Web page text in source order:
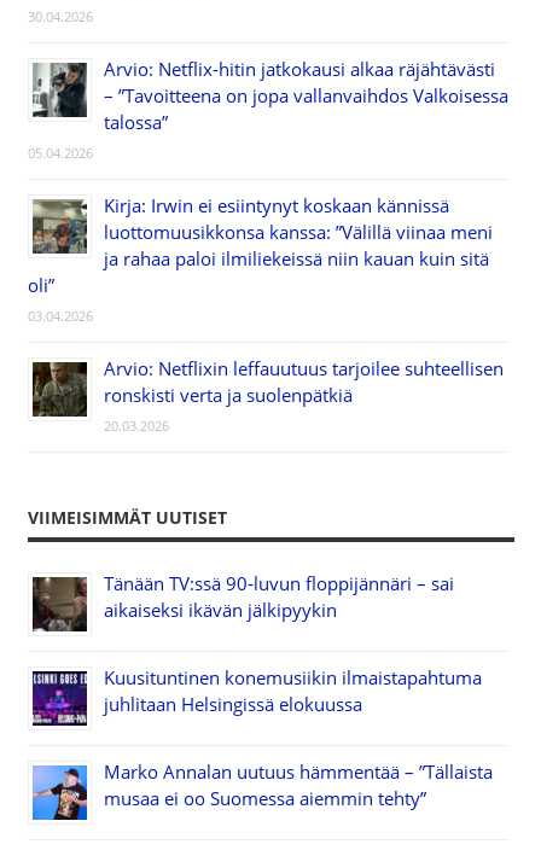
30.04.2026
Arvio: Netflix-hitin jatkokausi alkaa räjähtävästi
– ”Tavoitteena on jopa vallanvaihdos Valkoisessa
talossa”
05.04.2026
Kirja: Irwin ei esiintynyt koskaan kännissä
luottomuusikkonsa kanssa: ”Välillä viinaa meni
ja rahaa paloi ilmiliekeissä niin kauan kuin sitä
oli”
03.04.2026
Arvio: Netflixin leffauutuus tarjoilee suhteellisen
ronskisti verta ja suolenpätkiä
20.03.2026
VIIMEISIMMÄT UUTISET
Tänään TV:ssä 90-luvun floppijännäri – sai
aikaiseksi ikävän jälkipyykin
Kuusituntinen konemusiikin ilmaistapahtuma
juhlitaan Helsingissä elokuussa
Marko Annalan uutuus hämmentää – ”Tällaista
musaa ei oo Suomessa aiemmin tehty”